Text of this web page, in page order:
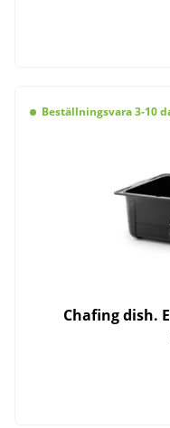
Beställningsvara 3-10
Chafing dish.